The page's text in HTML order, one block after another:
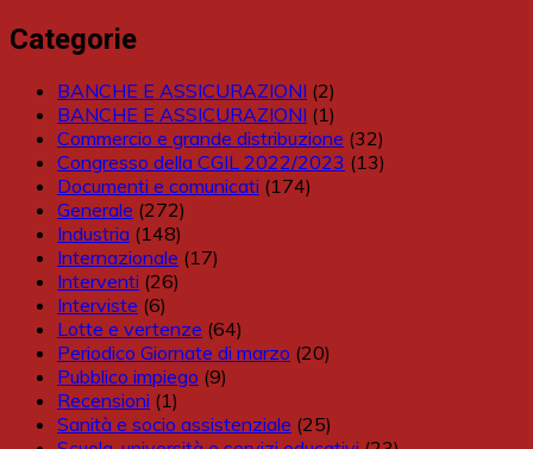
Categorie
BANCHE E ASSICURAZIONI (2)
BANCHE E ASSICURAZIONI (1)
Commercio e grande distribuzione (32)
Congresso della CGIL 2022/2023 (13)
Documenti e comunicati (174)
Generale (272)
Industria (148)
Internazionale (17)
Interventi (26)
Interviste (6)
Lotte e vertenze (64)
Periodico Giornate di marzo (20)
Pubblico impiego (9)
Recensioni (1)
Sanità e socio assistenziale (25)